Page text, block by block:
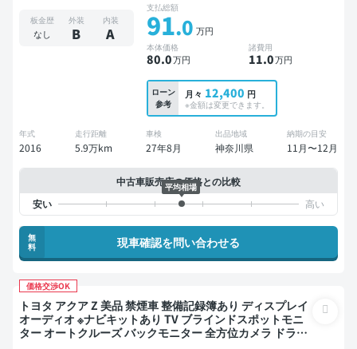
板金歴
なし
外装
B
内装
A
支払総額
91.0 万円
本体価格
80.0万円
諸費用
11.0万円
ローン
参考
月々 12,400 円
※金額は変更できます。
年式
2016
走行距離
5.9万km
車検
27年8月
出品地域
神奈川県
納期の目安
11月〜12月
中古車販売店の価格との比較
平均相場
無
料
現車確認を問い合わせる
価格交渉OK
トヨタ アクア Z 美品 禁煙車 整備記録簿あり ディスプレイ
オーディオ ※ナビキットあり TV ブラインドスポットモニ
ター オートクルーズ バックモニター 全方位カメラ ドライ